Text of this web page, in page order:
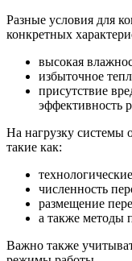
Разные условия для
конкретных
высокая
избыточное
присутствие
эффективность
На нагрузку системы
такие как:
численность
размещение
а также методы
Важно также